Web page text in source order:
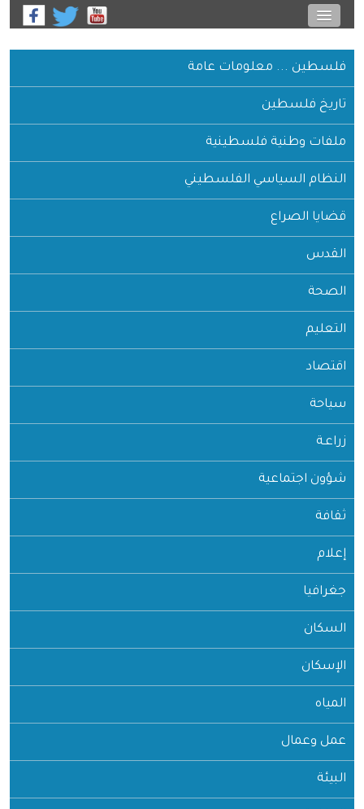
فلسطين ... معلومات عامة
تاريخ فلسطين
ملفات وطنية فلسطينية
النظام السياسي الفلسطيني
قضايا الصراع
القدس
الصحة
التعليم
اقتصاد
سياحة
زراعـة
شؤون اجتماعية
ثقافة
إعلام
جغرافيا
السكان
الإسكان
المياه
عمل وعمال
البيئة